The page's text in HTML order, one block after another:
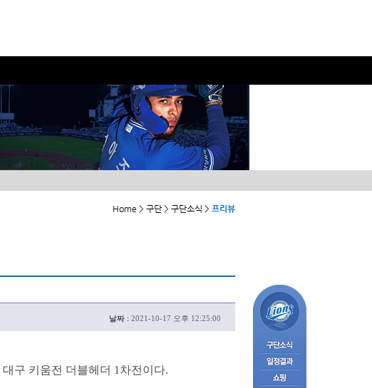
Home > 구단 > 구단소식 > 프리뷰
날짜 : 2021-10-17 오후 12:25:00
구 키움전 더블헤더 1차전이다.